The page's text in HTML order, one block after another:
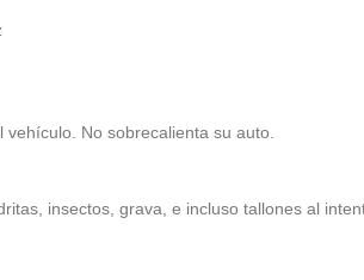
No sobrecalienta su auto.
insectos, grava, e incluso tallones al